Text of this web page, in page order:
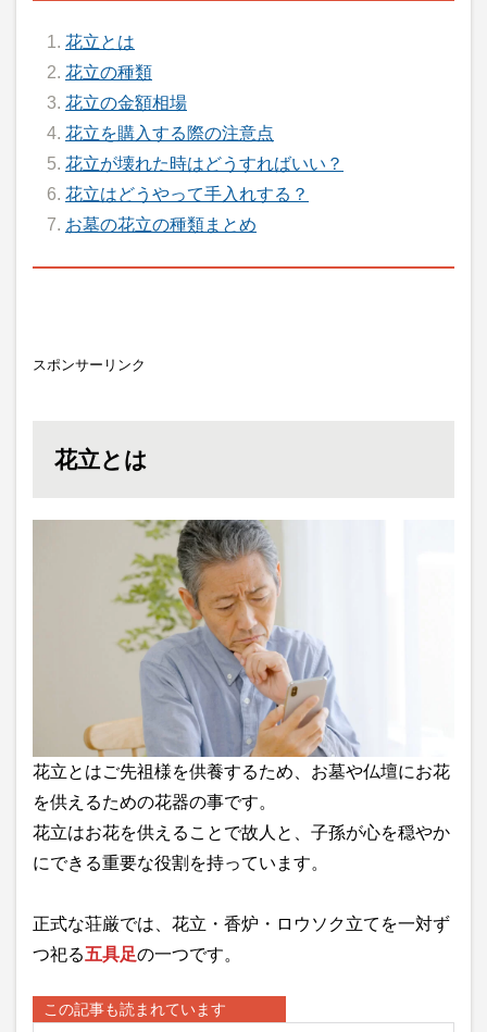
花立とは
花立の種類
花立の金額相場
花立を購入する際の注意点
花立が壊れた時はどうすればいい？
花立はどうやって手入れする？
お墓の花立の種類まとめ
スポンサーリンク
花立とは
花立とはご先祖様を供養するため、お墓や仏壇にお花
を供えるための花器の事です。
花立はお花を供えることで故人と、子孫が心を穏やか
にできる重要な役割を持っています。
正式な荘厳では、花立・香炉・ロウソク立てを一対ず
つ祀る五具足の一つです。
この記事も読まれています